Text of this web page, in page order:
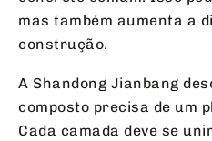
mas também aumenta a
construção.
A Shandong Jianbang
composto precisa de um
Cada camada deve se